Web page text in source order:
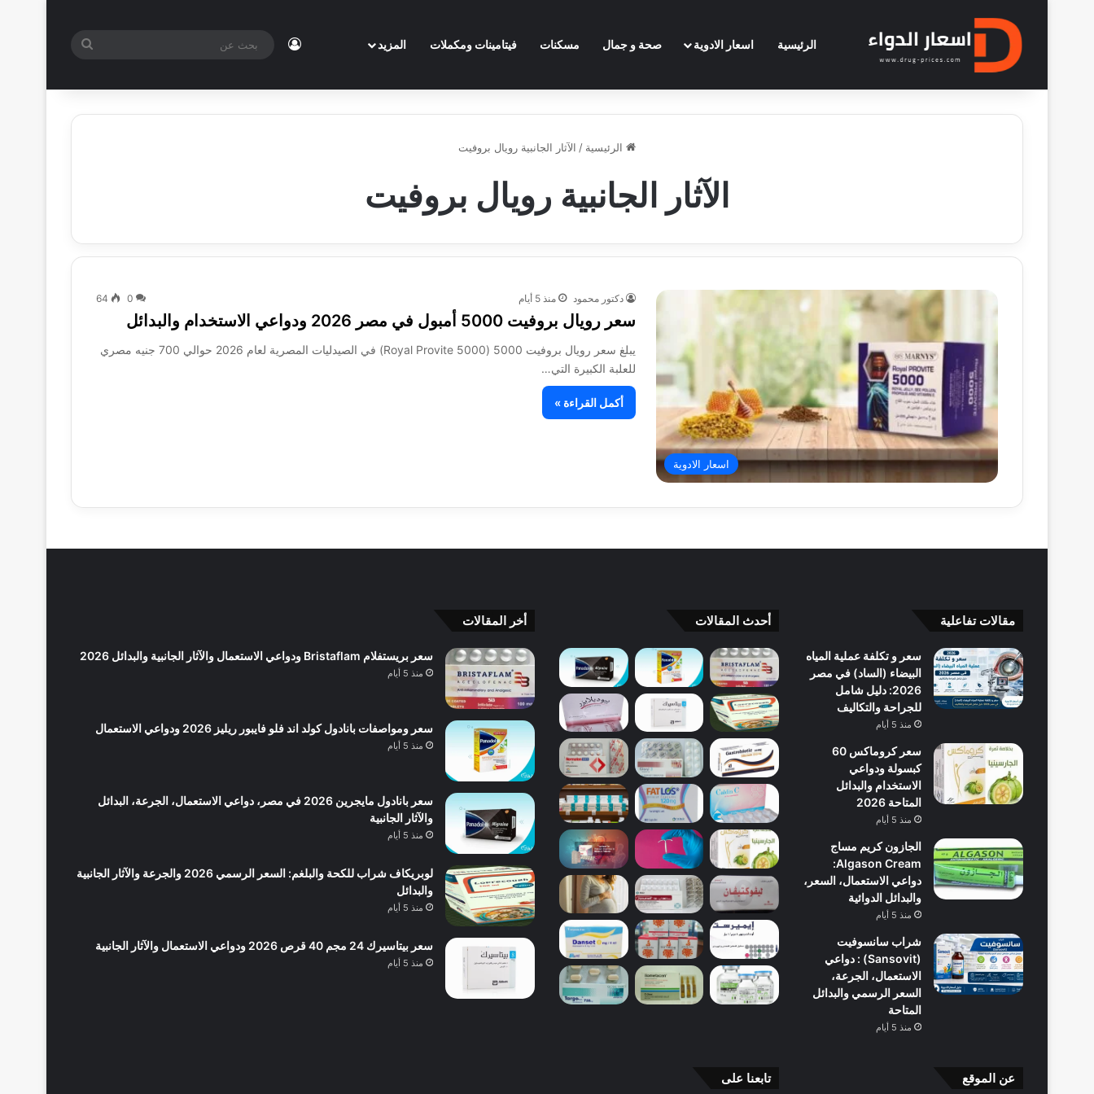
الرئيسية اسعار الادوية صحة و جمال مسكنات فيتامينات ومكملات المزيد تسجيل الدخول
بحث
الرئيسية / الآثار الجانبية رويال بروفيت
الآثار الجانبية رويال بروفيت
اسعار الادوية
دكتور محمود منذ 5 أيام 0
64
سعر رويال بروفيت 5000 أمبول في مصر 2026 ودواعي الاستخدام والبدائل
يبلغ سعر رويال بروفيت 5000 (Royal Provite 5000) في الصيدليات المصرية لعام 2026 حوالي 700 جنيه مصري
للعلبة الكبيرة التي…
أكمل القراءة »
مقالات تفاعلية
سعر و تكلفة عملية المياه
البيضاء (الساد) في مصر
2026: دليل شامل
للجراحة والتكاليف
منذ 5 أيام
سعر كروماكس 60
كبسولة ودواعي
الاستخدام والبدائل
المتاحة 2026
منذ 5 أيام
الجازون كريم مساج
Algason Cream:
دواعي الاستعمال، السعر،
والبدائل الدوائية
منذ 5 أيام
شراب سانسوفيت
(Sansovit) : دواعي
الاستعمال، الجرعة،
السعر الرسمي والبدائل
المتاحة
منذ 5 أيام
أحدث المقالات أخر المقالات
سعر بريستفلام Bristaflam ودواعي الاستعمال والآثار الجانبية والبدائل 2026
منذ 5 أيام
سعر ومواصفات بانادول كولد اند فلو فايبور ريليز 2026 ودواعي الاستعمال
منذ 5 أيام
سعر بانادول مايجرين 2026 في مصر، دواعي الاستعمال، الجرعة، البدائل
والآثار الجانبية
منذ 5 أيام
لوبريكاف شراب للكحة والبلغم: السعر الرسمي 2026 والجرعة والآثار الجانبية
والبدائل
منذ 5 أيام
سعر بيتاسيرك 24 مجم 40 قرص 2026 ودواعي الاستعمال والآثار الجانبية
منذ 5 أيام
عن الموقع تابعنا على